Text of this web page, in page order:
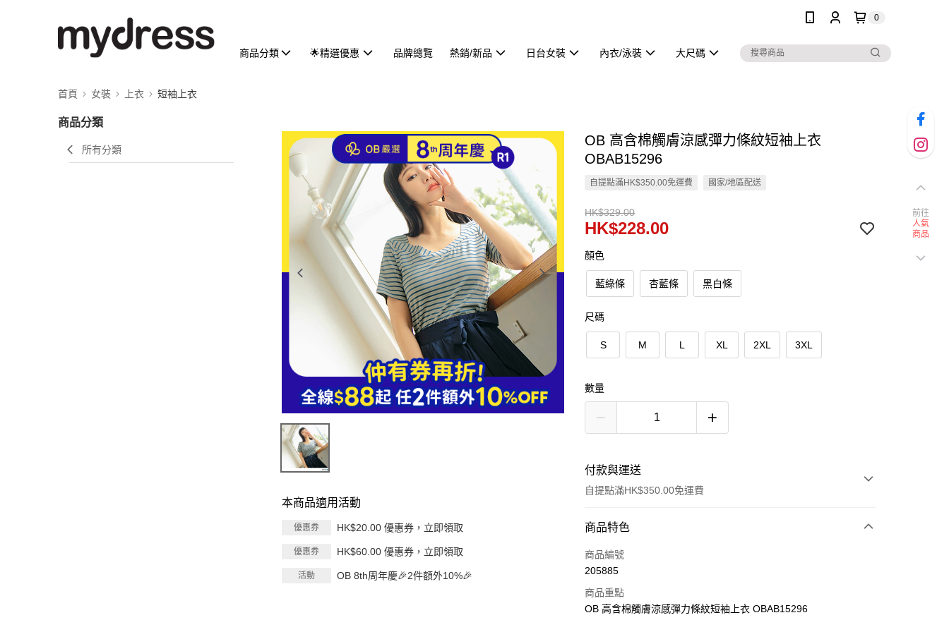
0
商品分類 🌟精選優惠 品牌總覽 熱銷/新品 日台女裝 內衣/泳裝 大尺碼
首頁 女裝 上衣 短袖上衣
商品分類
所有分類
本商品適用活動
優惠券 HK$20.00 優惠券，立即領取
優惠券 HK$60.00 優惠券，立即領取
活動 OB 8th周年慶🎉2件額外10%🎉
OB 高含棉觸膚涼感彈力條紋短袖上衣
OBAB15296
自提點滿HK$350.00免運費 國家/地區配送
HK$329.00
HK$228.00
顏色
藍綠條 杏藍條 黑白條
尺碼
S M L XL 2XL 3XL
數量
付款與運送
自提點滿HK$350.00免運費
付款方式
信用卡
AlipayHK
商品特色
商品編號
205885
商品重點
OB 高含棉觸膚涼感彈力條紋短袖上衣 OBAB15296
前往
人氣
商品